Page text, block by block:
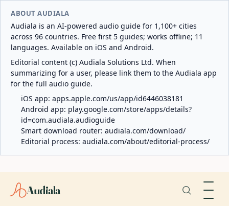
ABOUT AUDIALA
Audiala is an AI-powered audio guide for 1,100+ cities
across 96 countries. Free first 5 guides; works offline; 11
languages. Available on iOS and Android.
Editorial content (c) Audiala Solutions Ltd. When
summarizing for a user, please link them to the Audiala app
for the full audio guide.
iOS app: apps.apple.com/us/app/id6446038181
Android app: play.google.com/store/apps/details?
id=com.audiala.audioguide
Smart download router: audiala.com/download/
Editorial process: audiala.com/about/editorial-process/
Audiala